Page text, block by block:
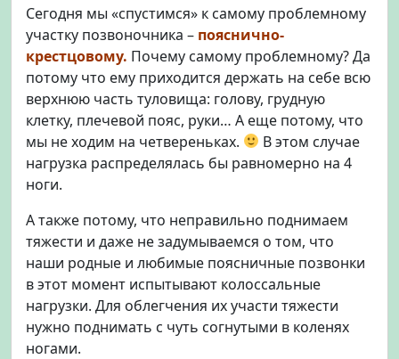
я
с
и
ч
н
о
-
к
с
ц
о
в
ы
й
Сегодня мы «спустимся» к самому проблемному
участку позвоночника – пояснично-
крестцовому. Почему самому проблемному? Да
потому что ему приходится держать на себе всю
верхнюю часть туловища: голову, грудную
клетку, плечевой пояс, руки… А еще потому, что
мы не ходим на четвереньках.
В этом случае
нагрузка распределялась бы равномерно на 4
ноги.
А также потому, что неправильно поднимаем
тяжести и даже не задумываемся о том, что
наши родные и любимые поясничные позвонки
в этот момент испытывают колоссальные
нагрузки. Для облегчения их участи тяжести
нужно поднимать с чуть согнутыми в коленях
ногами.